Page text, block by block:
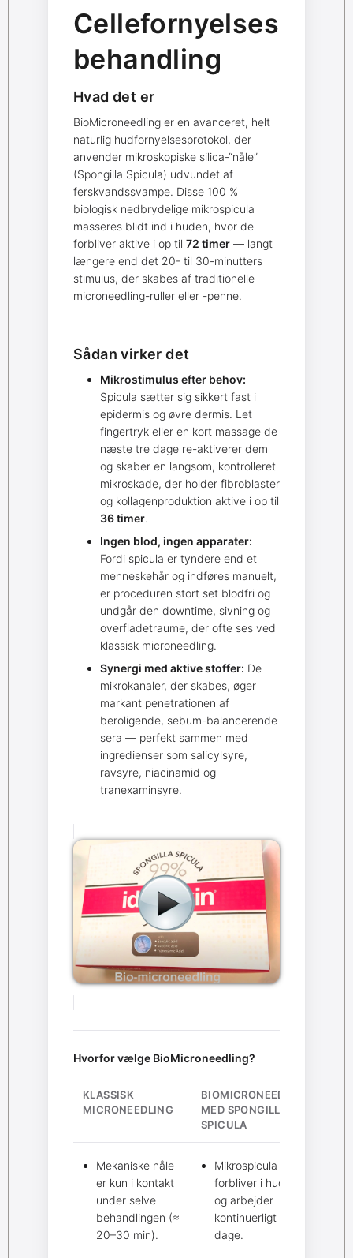
Cellefornyelses
behandling
Hvad det er
BioMicroneedling er en avanceret, helt
naturlig hudfornyelsesprotokol, der
anvender mikroskopiske silica-“nåle”
(Spongilla Spicula) udvundet af
ferskvandssvampe. Disse 100 %
biologisk nedbrydelige mikrospicula
masseres blidt ind i huden, hvor de
forbliver aktive i op til 72 timer — langt
længere end det 20- til 30-minutters
stimulus, der skabes af traditionelle
microneedling-ruller eller -penne.
Sådan virker det
Mikrostimulus efter behov:
Spicula sætter sig sikkert fast i
epidermis og øvre dermis. Let
fingertryk eller en kort massage de
næste tre dage re-aktiverer dem
og skaber en langsom, kontrolleret
mikroskade, der holder fibroblaster
og kollagenproduktion aktive i op til
36 timer.
Ingen blod, ingen apparater:
Fordi spicula er tyndere end et
menneskehår og indføres manuelt,
er proceduren stort set blodfri og
undgår den downtime, sivning og
overfladetraume, der ofte ses ved
klassisk microneedling.
Synergi med aktive stoffer: De
mikrokanaler, der skabes, øger
markant penetrationen af
beroligende, sebum-balancerende
sera — perfekt sammen med
ingredienser som salicylsyre,
ravsyre, niacinamid og
tranexaminsyre.
Hvorfor vælge BioMicroneedling?
KLASSISK
MICRONEEDLING
BIOMICRONEEDLING
MED SPONGILLA
SPICULA
Mekaniske nåle
er kun i kontakt
under selve
behandlingen (≈
20–30 min).
Mikrospicula
forbliver i huden
og arbejder
kontinuerligt i 2–3
dage.